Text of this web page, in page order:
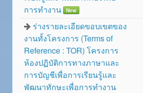
การทำงาน
New
ร่างรายละเอียดขอบเขตของ
งานทั้งโครงการ (Terms of
Reference : TOR) โครงการ
ห้องปฏิบัติการทางภาษาและ
การบัญชีเพื่อการเรียนรู้และ
พัฒนาทักษะเพื่อการทำงาน